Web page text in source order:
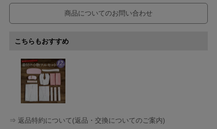
商品についてのお問い合わせ
こちらもおすすめ
⇒ 返品特約について(返品・交換についてのご案内)